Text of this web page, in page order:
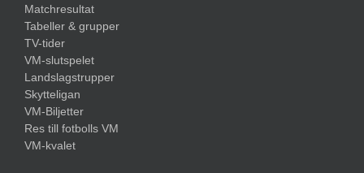
Matchresultat
Tabeller & grupper
TV-tider
VM-slutspelet
Landslagstrupper
Skytteligan
VM-Biljetter
Res till fotbolls VM
VM-kvalet